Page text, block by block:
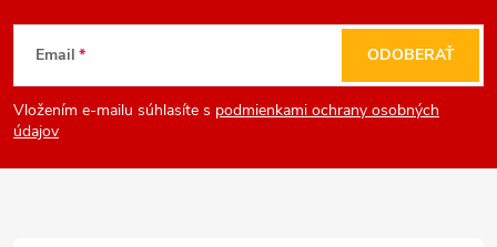
Z
á
p
Email
Vložením e-mailu súhlasíte s podmienkami ochrany osobných
údajov
ODOBERAŤ